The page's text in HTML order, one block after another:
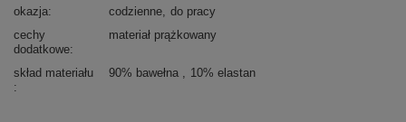
okazja
codzienne do pracy
cechy
dodatkowe
materiał prążkowany
skład materiału 90% bawełna 10% elastan